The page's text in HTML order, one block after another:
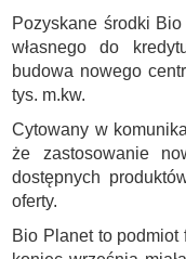
Pozyskane środki
własnego do
budowa nowego
tys. m.kw.
Cytowany w
że zastosowanie
dostępnych
oferty.
Bio Planet to